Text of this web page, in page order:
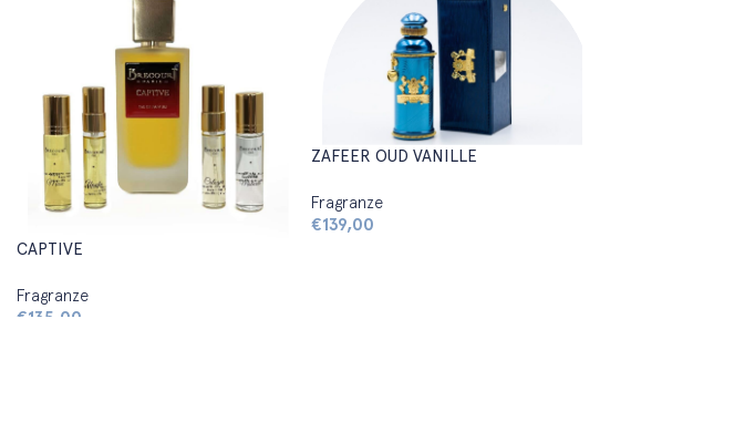
CAPTIVE
Fragranze
€135,00
ZAFEER OUD VANILLE
Fragranze
€139,00